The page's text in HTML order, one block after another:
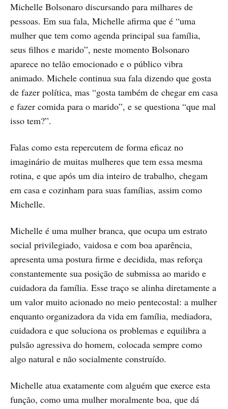
Michelle Bolsonaro discursando para milhares de
pessoas. Em sua fala, Michelle afirma que é “uma
mulher que tem como agenda principal sua família,
seus filhos e marido”, neste momento Bolsonaro
aparece no telão emocionado e o público vibra
animado. Michele continua sua fala dizendo que gosta
de fazer política, mas “gosta também de chegar em casa
e fazer comida para o marido”, e se questiona “que mal
isso tem?”.
Falas como esta repercutem de forma eficaz no
imaginário de muitas mulheres que tem essa mesma
rotina, e que após um dia inteiro de trabalho, chegam
em casa e cozinham para suas famílias, assim como
Michelle.
Michelle é uma mulher branca, que ocupa um estrato
social privilegiado, vaidosa e com boa aparência,
apresenta uma postura firme e decidida, mas reforça
constantemente sua posição de submissa ao marido e
cuidadora da família. Esse traço se alinha diretamente a
um valor muito acionado no meio pentecostal: a mulher
enquanto organizadora da vida em família, mediadora,
cuidadora e que soluciona os problemas e equilibra a
pulsão agressiva do homem, colocada sempre como
algo natural e não socialmente construído.
Michelle atua exatamente com alguém que exerce esta
função, como uma mulher moralmente boa, que dá